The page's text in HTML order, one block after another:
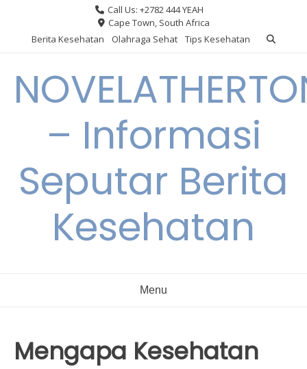
content
Call Us: +2782 444 YEAH
Cape Town, South Africa
Berita Kesehatan
Olahraga Sehat Tips Kesehatan
– Informasi
Seputar Berita
Kesehatan
Menu
Mengapa Kesehatan